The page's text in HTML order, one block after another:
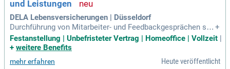
und Leistungen
DELA Lebensversicherungen | Düsseldorf
Durchführung von Mitarbeiter- und Feedbackgesprächen so
wie Begleitung von Beurteilungsprozessen von 10 Mitarbeit
enden; Recruiting und Onboarding: Mitwirkung bei der Perso
g einer strukturierten Einarbeitung
+
Festanstellung | Unbefristeter Vertrag | Homeoffice | Vollzeit |
+ weitere Benefits
mehr erfahren Heute veröffentlicht